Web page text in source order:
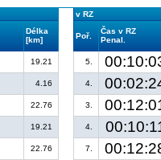
v RZ
Délka
[km]
Poř.
Čas v RZ
Penal.
19.21 5.
4.16 4.
22.76 3.
19.21 4.
22.76 7.